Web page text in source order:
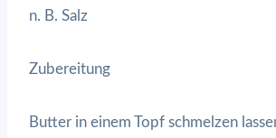
n. B. Salz
Zubereitung
Butter in einem Topf schmelzen